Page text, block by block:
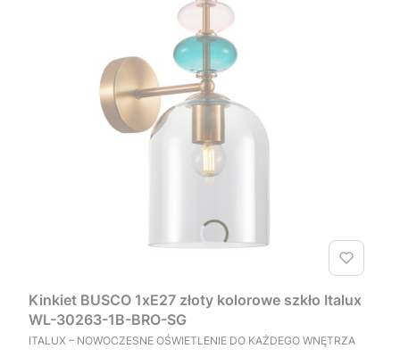
Kinkiet BUSCO 1xE27 złoty kolorowe szkło Italux
WL-30263-1B-BRO-SG
PRODUCENT
ITALUX – NOWOCZESNE OŚWIETLENIE DO KAŻDEGO WNĘTRZA